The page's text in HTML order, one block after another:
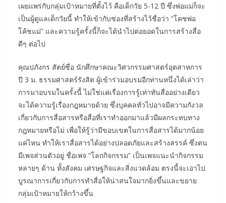
เผยแพร่กับกลุ่มเป้าหมายที่ตั้งไว้ คือเด็กวัย 5-12 ปี ซึ่งพ่อแม่ก็จะ
เป็นผู้ดูแลเด็กวัยนี้ ทำให้เข้ากับช่องที่สร้างไว้ชื่อว่า “โคชพ่อ
โค้ชแม่” และความรู้ครั้งนี้ก็จะได้นำไปต่อยอดในการสร้างสื่อ
ดีๆ ต่อไป
คุณปภังกร สัตย์ซื่อ นักศึกษาคณะวิศวกรรมศาสตร์อุตสาหการ
ปี 3 ม. ธรรมศาสตร์รังสิต ผู้เข้าร่วมอบรมอีกท่านหนึ่งได้เล่าว่า
การมาอบรมในครั้งนี้ ไม่ใช่แค่เรื่องการรู้เท่าทันสื่ออย่างเดียว
จะได้ความรู้เรื่องกฎหมายด้วย ซึ่งบุคคลทั่วไปอาจมีความกังวล
เกี่ยวกับการสื่อสารหรือสื่อที่เราทำออกมาแล้วมีผลกระทบทาง
กฎหมายหรือไม่ เพื่อให้รู้ว่ามีขอบเขตในการสื่อสารได้มากน้อย
แค่ไหน ทำให้เราสื่อสารได้อย่างปลอดภัยและสร้างสรรค์ ซึ่งตน
มีเพจส่วนตัวอยู่ ชื่อเพจ “โลกกิจกรรม” เป็นเพจแนะนำกิจกรรม
หลายๆ ด้าน ทั้งสังคม เศรษฐกิจและสิ่งแวดล้อม ตรงนี้จะเอาไป
บูรณาการเกี่ยวกับการทำสื่อให้น่าสนใจมากยิ่งขึ้นและขยาย
กลุ่มเป้าหมายให้กว้างขึ้น